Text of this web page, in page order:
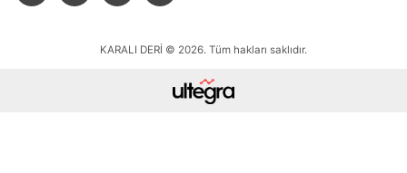
KARALI DERİ © 2026. Tüm hakları saklıdır.